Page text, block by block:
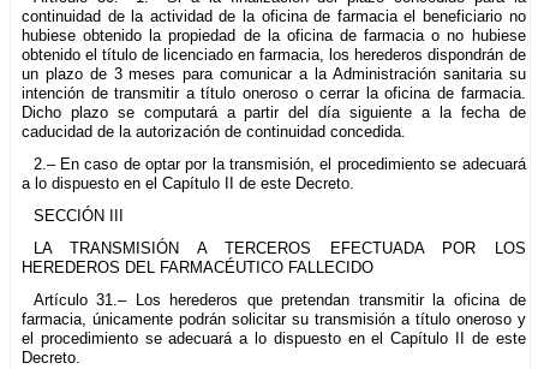
continuidad de la actividad de la oficina de farmacia el beneficiario no
hubiese obtenido la propiedad de la oficina de farmacia o no hubiese
obtenido el título de licenciado en farmacia, los herederos dispondrán de
un plazo de 3 meses para comunicar a la Administración sanitaria su
intención de transmitir a título oneroso o cerrar la oficina de farmacia.
Dicho plazo se computará a partir del día siguiente a la fecha de
caducidad de la autorización de continuidad concedida.
2.– En caso de optar por la transmisión, el procedimiento se adecuará
a lo dispuesto en el Capítulo II de este Decreto.
SECCIÓN III
LA TRANSMISIÓN A TERCEROS EFECTUADA POR LOS
HEREDEROS DEL FARMACÉUTICO FALLECIDO
Artículo 31.– Los herederos que pretendan transmitir la oficina de
farmacia, únicamente podrán solicitar su transmisión a título oneroso y
el procedimiento se adecuará a lo dispuesto en el Capítulo II de este
Decreto.